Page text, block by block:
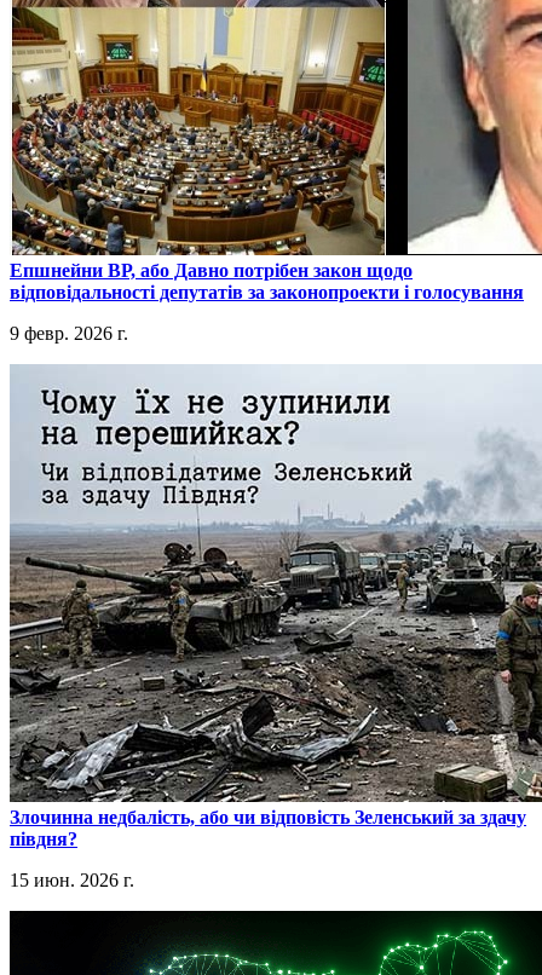
​Епшнейни ВР, або Давно потрібен закон щодо
відповідальності депутатів за законопроекти і голосування
9 февр. 2026 г.
​Злочинна недбалість, або чи відповість Зеленський за здачу
півдня?
15 июн. 2026 г.